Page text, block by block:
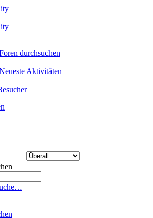
durchsuchen
Aktivitäten